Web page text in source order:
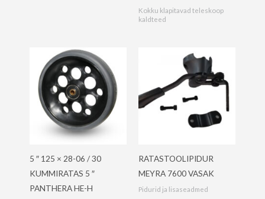
Kokku klapitavad teleskoop
kaldteed
5 ″ 125 × 28-06 / 30
KUMMIRATAS 5 ″
PANTHERA HE-H
RATASTOOLIPIDUR
MEYRA 7600 VASAK
Pidurid ja lisaseadmed